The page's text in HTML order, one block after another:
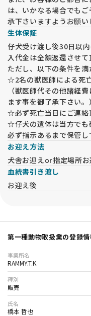
は、いかなる場合でも
承下さいますようお願い
生体保証
仔犬受け渡し後30日以
入代金は全額返還させて
ただし、以下の条件を満
☆2名の獣医師による死
（獣医師代その他諸経
ます事を御了承下さい。）
☆必ず死亡当日にご連絡
☆仔犬の遺体は当方でも
必ず指示あるまで保管し
お迎え方法
犬舎お迎えor指定場所お
血統書引き渡し
お迎え後
第一種動物取扱業の登録情
事業所名
RAMMY.T.K
種別
販売
氏名
橋本 哲也